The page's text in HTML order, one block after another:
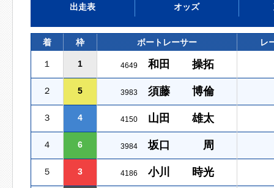
出走表 オッズ
着 枠 ボートレーサー レ
１ 1 4649 和田 操拓
２ 5 3983 須藤 博倫
３ 4 4150 山田 雄太
４ 6 3984 坂口 周
５ 3 4186 小川 時光